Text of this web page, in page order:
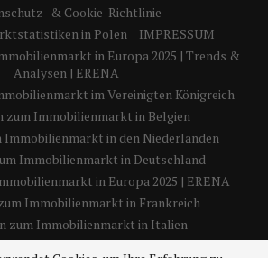
& Cookie-Richtlinie
in Polen
IMPRESSUM
in Europa 2025 | Trends &
Analysen | ERENA
im Vereinigten Königreich
zum Immobilienmarkt in Belgien
in den Niederlanden
Immobilienmarkt in Deutschland
in Europa 2025 | ERENA
Immobilienmarkt in Frankreich
zum Immobilienmarkt in Italien
Immobilienmarkt in Spanien